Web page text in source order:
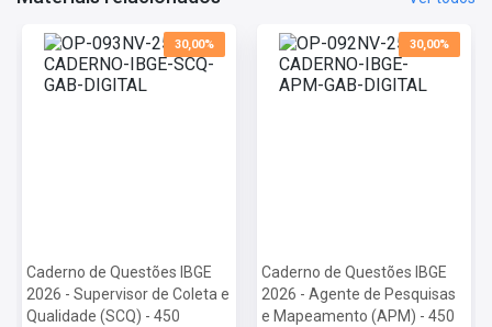
30,00%
Caderno de Questões IBGE
2026 - Supervisor de Coleta e
Qualidade (SCQ) - 450
30,00%
Caderno de Questões IBGE
2026 - Agente de Pesquisas
e Mapeamento (APM) - 450